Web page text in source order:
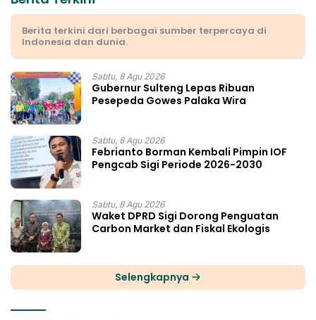
Berita terkini dari berbagai sumber terpercaya di
Indonesia dan dunia.
Sabtu, 8 Agu 2026
Gubernur Sulteng Lepas Ribuan
Pesepeda Gowes Palaka Wira
Sabtu, 8 Agu 2026
Febrianto Borman Kembali Pimpin IOF
Pengcab Sigi Periode 2026-2030
Sabtu, 8 Agu 2026
Waket DPRD Sigi Dorong Penguatan
Carbon Market dan Fiskal Ekologis
Selengkapnya